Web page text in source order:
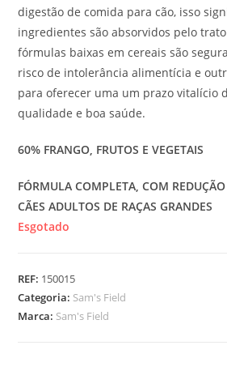
digestão de comida para cão, isso
ingredientes são absorvidos pelo
fórmulas baixas em cereais são
risco de intolerância alimentícia e
para oferecer uma um prazo vitalício
qualidade e boa saúde.
60% FRANGO, FRUTOS E VEGETAIS
FÓRMULA COMPLETA, COM
CÃES ADULTOS DE RAÇAS GRANDES
Esgotado
REF: 150015
Categoria: Sam's Field
Marca: Sam's Field